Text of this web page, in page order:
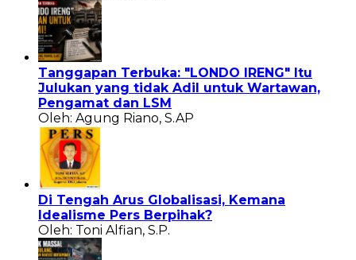
Tanggapan Terbuka: "LONDO IRENG" Itu
Julukan yang tidak Adil untuk Wartawan,
Pengamat dan LSM
Oleh: Agung Riano, S.AP
Di Tengah Arus Globalisasi, Kemana
Idealisme Pers Berpihak?
Oleh: Toni Alfian, S.P.